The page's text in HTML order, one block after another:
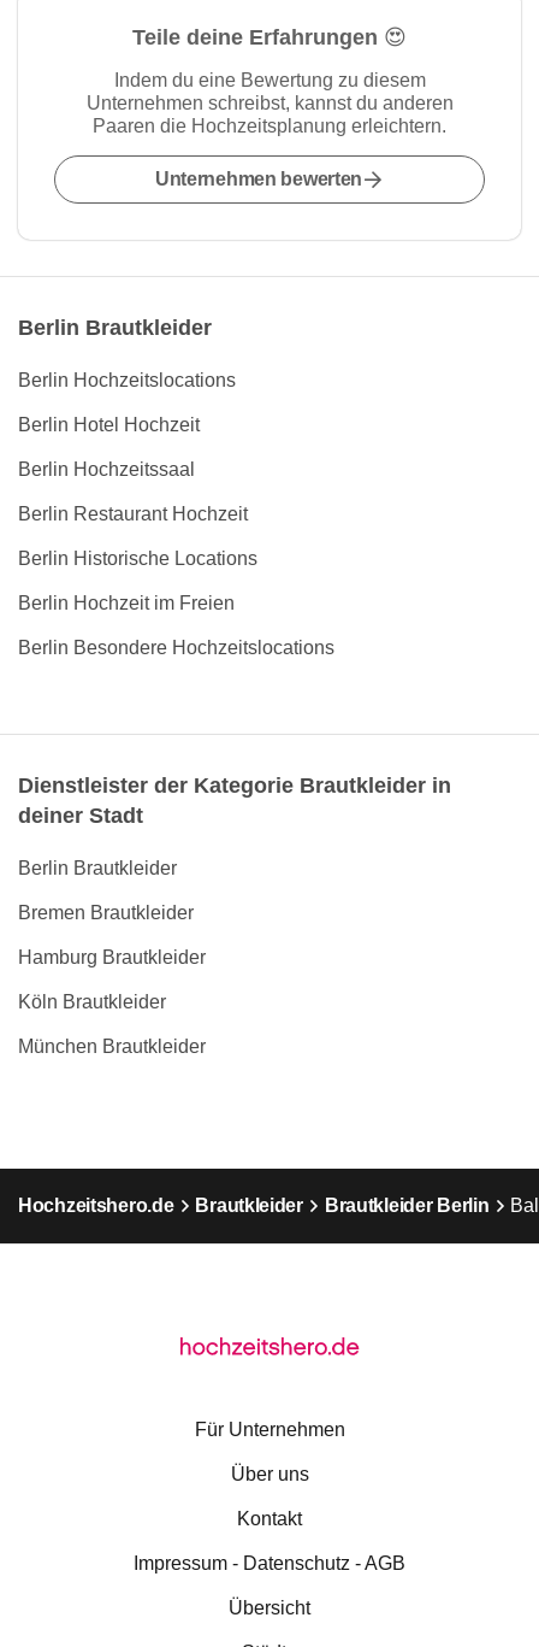
Teile deine Erfahrungen 😍
Indem du eine Bewertung zu diesem
Unternehmen schreibst, kannst du anderen
Paaren die Hochzeitsplanung erleichtern.
Unternehmen bewerten
Berlin Brautkleider
Berlin Hochzeitslocations
Berlin Hotel Hochzeit
Berlin Hochzeitssaal
Berlin Restaurant Hochzeit
Berlin Historische Locations
Berlin Hochzeit im Freien
Berlin Besondere Hochzeitslocations
Dienstleister der Kategorie Brautkleider in
deiner Stadt
Berlin Brautkleider
Bremen Brautkleider
Hamburg Brautkleider
Köln Brautkleider
München Brautkleider
Hochzeitshero.de Brautkleider Brautkleider Berlin
Für Unternehmen
Über uns
Kontakt
Impressum - Datenschutz - AGB
Übersicht